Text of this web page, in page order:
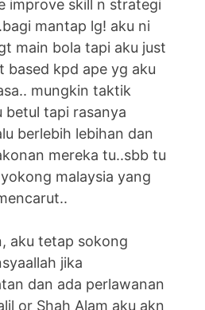
improve skill n strategi
mantap lg! aku ni
main bola tapi aku just
based kpd ape yg aku
mungkin taktik
betul tapi rasanya
berlebih lebihan dan
mereka tu..sbb tu
malaysia yang
aku tetap sokong
jika
dan ada perlawanan
or Shah Alam aku akn